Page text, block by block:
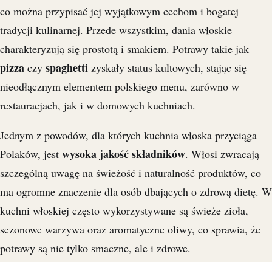
co można przypisać jej wyjątkowym cechom i bogatej
tradycji kulinarnej. Przede wszystkim, dania włoskie
charakteryzują się prostotą i smakiem. Potrawy takie jak
pizza czy spaghetti zyskały status kultowych, stając się
nieodłącznym elementem polskiego menu, zarówno w
restauracjach, jak i w domowych kuchniach.
Jednym z powodów, dla których kuchnia włoska przyciąga
Polaków, jest wysoka jakość składników. Włosi zwracają
szczególną uwagę na świeżość i naturalność produktów, co
ma ogromne znaczenie dla osób dbających o zdrową dietę. W
kuchni włoskiej często wykorzystywane są świeże zioła,
sezonowe warzywa oraz aromatyczne oliwy, co sprawia, że
potrawy są nie tylko smaczne, ale i zdrowe.